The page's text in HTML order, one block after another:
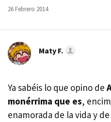
26 Febrero 2014
Maty F.
Ya sabéis lo que opino de
monérrima que es,
enamorada de la vida y